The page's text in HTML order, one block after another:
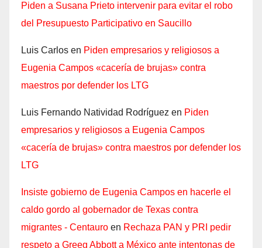
Piden a Susana Prieto intervenir para evitar el robo
del Presupuesto Participativo en Saucillo
Luis Carlos en Piden empresarios y religiosos a
Eugenia Campos «cacería de brujas» contra
maestros por defender los LTG
Luis Fernando Natividad Rodríguez en Piden
empresarios y religiosos a Eugenia Campos
«cacería de brujas» contra maestros por defender los
LTG
Insiste gobierno de Eugenia Campos en hacerle el
caldo gordo al gobernador de Texas contra
migrantes - Centauro en Rechaza PAN y PRI pedir
respeto a Greeg Abbott a México ante intentonas de